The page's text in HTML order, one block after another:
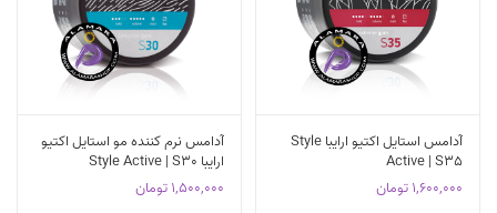
آدامس استایل اکتیو ارایبا Style
Active | S35
1,600,000تومان
آدامس نرم کننده مو استایل اکتیو
ارایبا Style Active | S30
1,500,000تومان